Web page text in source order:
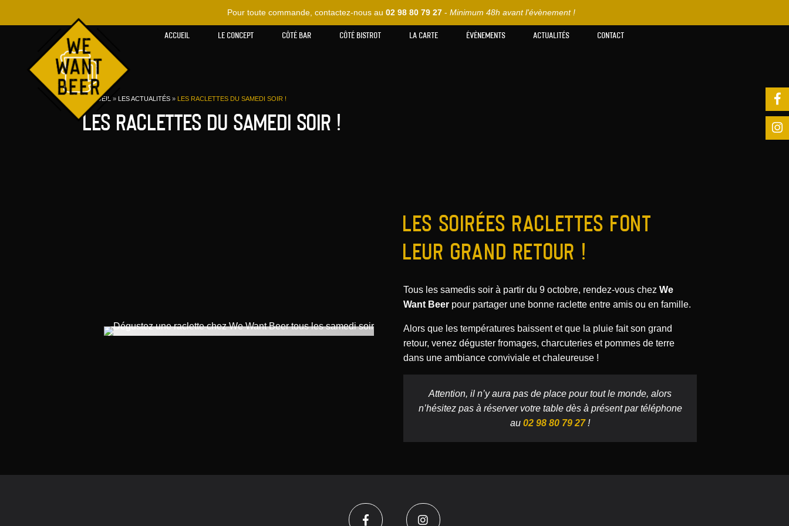
Pour toute commande, contactez-nous au 02 98 80 79 27 - Minimum 48h avant l'évènement !
ACCUEIL LE CONCEPT CÔTÉ BAR CÔTÉ BISTROT LA CARTE ÉVÈNEMENTS Actualités CONTACT
Les actualités
ACCUEIL » LES ACTUALITÉS » LES RACLETTES DU SAMEDI SOIR !
Les raclettes du samedi soir !
Les soirées raclettes font
leur grand retour !
Tous les samedis soir à partir du 9 octobre, rendez-vous chez We
Want Beer pour partager une bonne raclette entre amis ou en famille.
Alors que les températures baissent et que la pluie fait son grand
retour, venez déguster fromages, charcuteries et pommes de terre
dans une ambiance conviviale et chaleureuse !
Attention, il n’y aura pas de place pour tout le monde, alors
n’hésitez pas à réserver votre table dès à présent par téléphone
au 02 98 80 79 27!